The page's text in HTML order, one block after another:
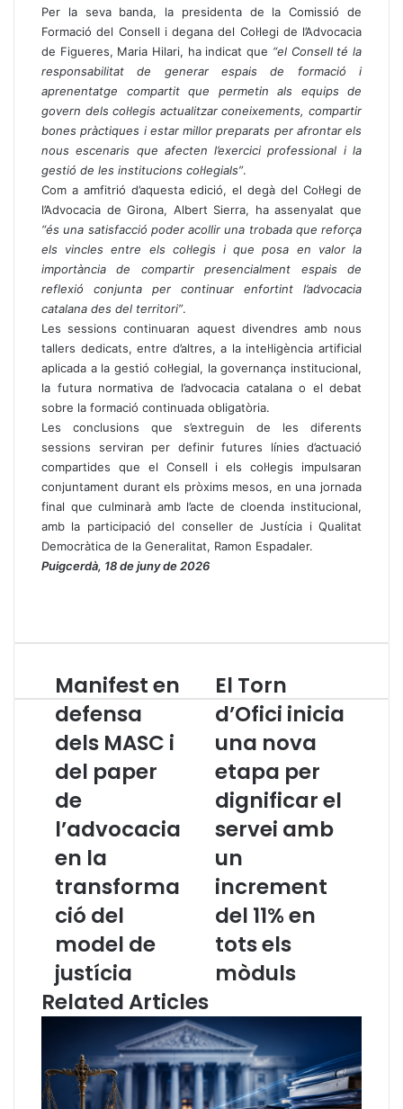
Per la seva banda, la presidenta de la Comissió de
Formació del Consell i degana del Col·legi de l’Advocacia
de Figueres, Maria Hilari, ha indicat que “el Consell té la
responsabilitat de generar espais de formació i
aprenentatge compartit que permetin als equips de
govern dels col·legis actualitzar coneixements, compartir
bones pràctiques i estar millor preparats per afrontar els
nous escenaris que afecten l’exercici professional i la
gestió de les institucions col·legials”.
Com a amfitrió d’aquesta edició, el degà del Col·legi de
l’Advocacia de Girona, Albert Sierra, ha assenyalat que
“és una satisfacció poder acollir una trobada que reforça
els vincles entre els col·legis i que posa en valor la
importància de compartir presencialment espais de
reflexió conjunta per continuar enfortint ladvocacia
catalana des del territori”.
Les sessions continuaran aquest divendres amb nous
tallers dedicats, entre d’altres, a la intel·ligència artificial
aplicada a la gestió col·legial, la governança institucional,
la futura normativa de l’advocacia catalana o el debat
sobre la formació continuada obligatòria.
Les conclusions que s’extreguin de les diferents
sessions serviran per definir futures línies d’actuació
compartides que el Consell i els col·legis impulsaran
conjuntament durant els pròxims mesos, en una jornada
final que culminarà amb l’acte de cloenda institucional,
amb la participació del conseller de Justícia i Qualitat
Democràtica de la Generalitat, Ramon Espadaler.
Puigcerdà, 18 de juny de 2026
M
a
n
i
f
e
s
t
d
e
e
n
s
a
d
e
M
Manifest en
defensa
dels MASC i
del paper
de
l’advocacia
en la
transforma
ció del
model de
justícia
E
l
T
o
r
n
d
O
i
c
i
n
c
a
u
n
a
El Torn
d’Ofici inicia
una nova
etapa per
dignificar el
servei amb
un
increment
del 11% en
tots els
mòduls
Related Articles